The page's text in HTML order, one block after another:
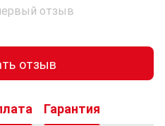
отзыв
отзыв
Гарантия